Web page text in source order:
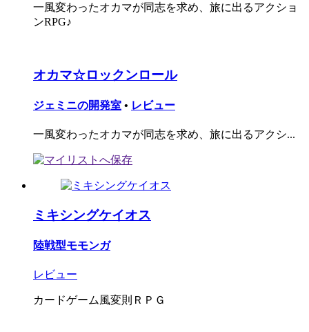
一風変わったオカマが同志を求め、旅に出るアクショ
ンRPG♪
オカマ☆ロックンロール
ジェミニの開発室 • レビュー
一風変わったオカマが同志を求め、旅に出るアクシ...
ミキシングケイオス
陸戦型モモンガ
レビュー
カードゲーム風変則ＲＰＧ